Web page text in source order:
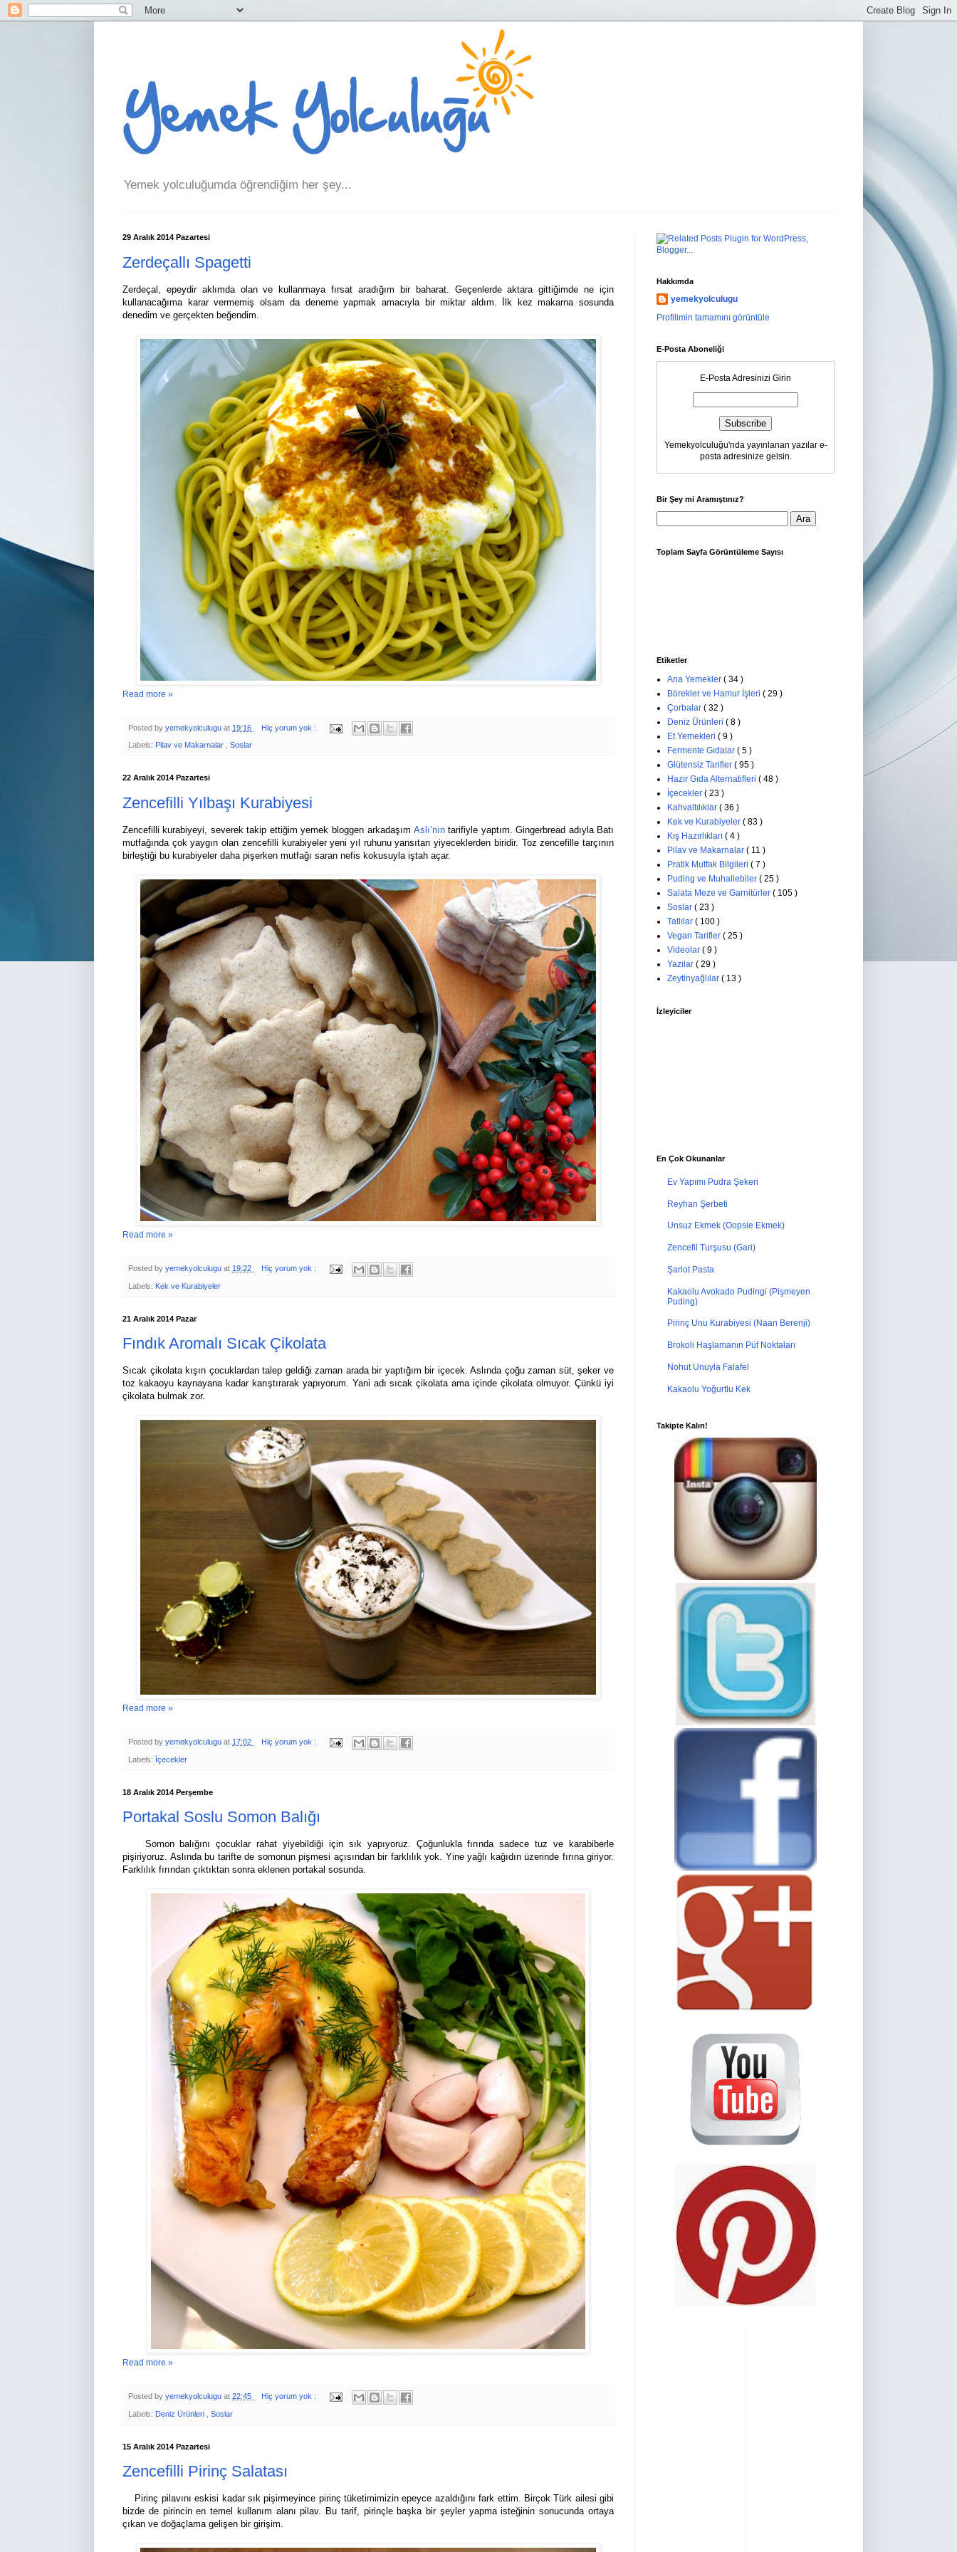
Yemek yolculuğumda öğrendiğim her şey...
29 Aralık 2014 Pazartesi
Zerdeçallı Spagetti
Zerdeçal, epeydir aklımda olan ve kullanmaya fırsat aradığım bir baharat. Geçenlerde aktara gittiğimde ne için
kullanacağıma karar vermemiş olsam da deneme yapmak amacıyla bir miktar aldım. İlk kez makarna sosunda
denedim ve gerçekten beğendim.
Read more »
Posted by yemekyolculugu at 19:16 Hiç yorum yok :
Labels: Pilav ve Makarnalar , Soslar
22 Aralık 2014 Pazartesi
Zencefilli Yılbaşı Kurabiyesi
Zencefilli kurabiyeyi, severek takip ettiğim yemek bloggerı arkadaşım Aslı’nıntarifiyle yaptım. Gingerbread adıyla Batı
mutfağında çok yaygın olan zencefilli kurabiyeler yeni yıl ruhunu yansıtan yiyeceklerden biridir. Toz zencefille tarçının
birleştiği bu kurabiyeler daha pişerken mutfağı saran nefis kokusuyla iştah açar.
Read more »
Posted by yemekyolculugu at 19:22 Hiç yorum yok :
Labels: Kek ve Kurabiyeler
21 Aralık 2014 Pazar
Fındık Aromalı Sıcak Çikolata
Sıcak çikolata kışın çocuklardan talep geldiği zaman arada bir yaptığım bir içecek. Aslında çoğu zaman süt, şeker ve
toz kakaoyu kaynayana kadar karıştırarak yapıyorum. Yani adı sıcak çikolata ama içinde çikolata olmuyor. Çünkü iyi
çikolata bulmak zor.
Read more »
Posted by yemekyolculugu at 17:02 Hiç yorum yok :
Labels: İçecekler
18 Aralık 2014 Perşembe
Portakal Soslu Somon Balığı
Somon balığını çocuklar rahat yiyebildiği için sık yapıyoruz. Çoğunlukla fırında sadece tuz ve karabiberle
pişiriyoruz. Aslında bu tarifte de somonun pişmesi açısından bir farklılık yok. Yine yağlı kağıdın üzerinde fırına giriyor.
Farklılık fırından çıktıktan sonra eklenen portakal sosunda.
Read more »
Posted by yemekyolculugu at 22:45 Hiç yorum yok :
Labels: Deniz Ürünleri Soslar
15 Aralık 2014 Pazartesi
Zencefilli Pirinç Salatası
Pirinç pilavını eskisi kadar sık pişirmeyince pirinç tüketimimizin epeyce azaldığını fark ettim. Birçok Türk ailesi gibi
bizde de pirincin en temel kullanım alanı pilav. Bu tarif, pirinçle başka bir şeyler yapma isteğinin sonucunda ortaya
çıkan ve doğaçlama gelişen bir girişim.
Hakkımda
yemekyolculugu
Profilimin tamamını görüntüle
E-Posta Aboneliği
E-Posta Adresinizi Girin
Yemekyolculuğu'nda yayınlanan yazılar e-
posta adresinize gelsin.
Bir Şey mi Aramıştınız?
Toplam Sayfa Görüntüleme Sayısı
Etiketler
Ana Yemekler ( 34 )
Börekler ve Hamur İşleri ( 29 )
Çorbalar ( 32 )
Deniz Ürünleri ( 8 )
Et Yemekleri ( 9 )
Fermente Gıdalar ( 5 )
Glütensiz Tarifler ( 95 )
Hazır Gıda Alternatifleri ( 48 )
İçecekler ( 23 )
Kahvaltılıklar ( 36 )
Kek ve Kurabiyeler ( 83 )
Kış Hazırlıkları ( 4 )
Pilav ve Makarnalar ( 11 )
Pratik Mutfak Bilgileri ( 7 )
Puding ve Muhallebiler ( 25 )
Salata Meze ve Garnitürler ( 105 )
Soslar ( 23 )
Tatlılar ( 100 )
Vegan Tarifler ( 25 )
Videolar ( 9 )
Yazılar ( 29 )
Zeytinyağlılar ( 13 )
İzleyiciler
En Çok Okunanlar
Ev Yapımı Pudra Şekeri
Reyhan Şerbeti
Unsuz Ekmek (Oopsie Ekmek)
Zencefil Turşusu (Gari)
Şarlot Pasta
Kakaolu Avokado Pudingi (Pişmeyen
Puding)
Pirinç Unu Kurabiyesi (Naan Berenji)
Brokoli Haşlamanın Püf Noktaları
Nohut Unuyla Falafel
Kakaolu Yoğurtlu Kek
Takipte Kalın!